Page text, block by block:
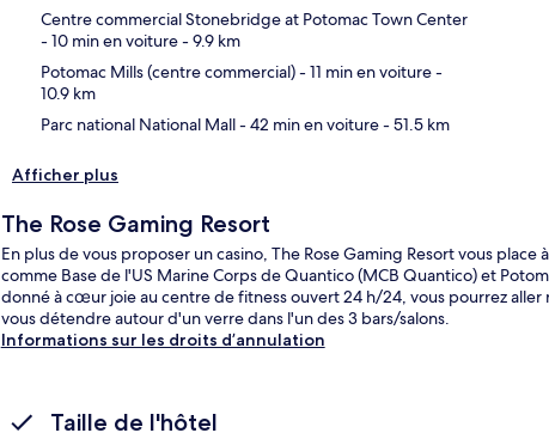
Centre commercial Stonebridge at Potomac Town Center
- 10 min en voiture- 9.9 km
Potomac Mills (centre commercial)- 11 min en voiture-
10.9 km
Parc national National Mall- 42 min en voiture- 51.5 km
Afficher plus
The Rose Gaming Resort
En plus de vous proposer un casino, The Rose Gaming Resort vous
comme Base de l'US Marine Corps de Quantico (MCB Quantico) et
donné à cœur joie au centre de fitness ouvert 24 h/24, vous pourrez
vous détendre autour d'un verre dans l'un des 3 bars/salons.
Informations sur les droits d’annulation
Taille de l'hôtel